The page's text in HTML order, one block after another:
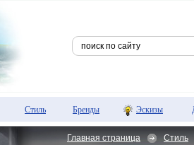
Стиль Бренды Эскизы
Главная страница Стиль